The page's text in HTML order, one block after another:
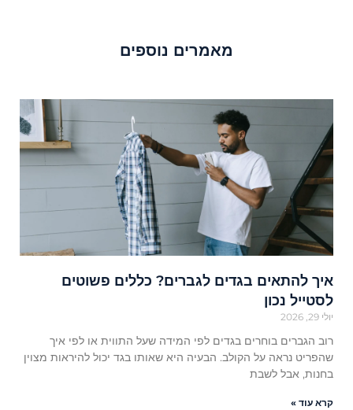
מאמרים נוספים
איך להתאים בגדים לגברים? כללים פשוטים
לסטייל נכון
יולי 29, 2026
רוב הגברים בוחרים בגדים לפי המידה שעל התווית או לפי איך
שהפריט נראה על הקולב. הבעיה היא שאותו בגד יכול להיראות מצוין
בחנות, אבל לשבת
קרא עוד »